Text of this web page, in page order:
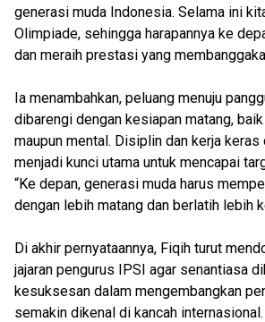
generasi muda Indonesia. Selama ini
Olimpiade, sehingga harapannya ke
dan meraih prestasi yang
Ia menambahkan, peluang menuju
dibarengi dengan kesiapan matang,
maupun mental. Disiplin dan kerja
menjadi kunci utama untuk mencapai
“Ke depan, generasi muda harus
dengan lebih matang dan berlatih lebih
Di akhir pernyataannya, Fiqih turut
jajaran pengurus IPSI agar senantiasa
kesuksesan dalam mengembangkan
semakin dikenal di kancah internasional.